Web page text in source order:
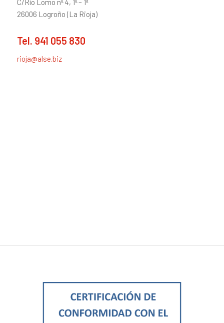
C/Río Lomo nº 4, 1º – 1ª
26006 Logroño (La Rioja)
Tel. 941 055 830
rioja@alse.biz